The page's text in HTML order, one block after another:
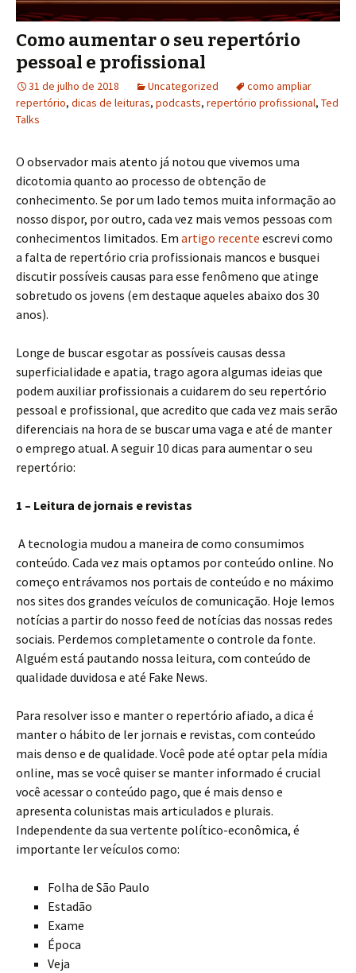
Como aumentar o seu repertório
pessoal e profissional
31 de julho de 2018 Uncategorized
como ampliar
repertório, dicas de leituras, podcasts, repertório profissional, Ted
Talks
O observador mais atento já notou que vivemos uma
dicotomia quanto ao processo de obtenção de
conhecimento. Se por um lado temos muita informação ao
nosso dispor, por outro, cada vez mais vemos pessoas com
conhecimentos limitados. Em artigo recente escrevi como
a falta de repertório cria profissionais mancos e busquei
discutir possíveis causas para esse fenômeno que atinge
sobretudo os jovens (em destaque aqueles abaixo dos 30
anos).
Longe de buscar esgotar as possíveis causas dessa
superficialidade e apatia, trago agora algumas ideias que
podem auxiliar profissionais a cuidarem do seu repertório
pessoal e profissional, que acredito que cada vez mais serão
diferenciais na hora de se buscar uma vaga e até de manter
o emprego atual. A seguir 10 dicas para aumentar o seu
repertório:
1 – Leitura de jornais e revistas
A tecnologia mudou a maneira de como consumimos
conteúdo. Cada vez mais optamos por conteúdo online. No
começo entrávamos nos portais de conteúdo e no máximo
nos sites dos grandes veículos de comunicação. Hoje lemos
notícias a partir do nosso feed de notícias das nossas redes
sociais. Perdemos completamente o controle da fonte.
Alguém está pautando nossa leitura, com conteúdo de
qualidade duvidosa e até Fake News.
Para resolver isso e manter o repertório afiado, a dica é
manter o hábito de ler jornais e revistas, com conteúdo
mais denso e de qualidade. Você pode até optar pela mídia
online, mas se você quiser se manter informado é crucial
você acessar o conteúdo pago, que é mais denso e
apresenta colunistas mais articulados e plurais.
Independente da sua vertente político-econômica, é
importante ler veículos como:
Folha de São Paulo
Estadão
Exame
Época
Veja